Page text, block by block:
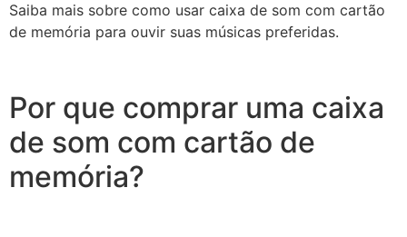
Saiba mais sobre como usar caixa de som com cartão
de memória para ouvir suas músicas preferidas.
Por que comprar uma caixa
de som com cartão de
memória?